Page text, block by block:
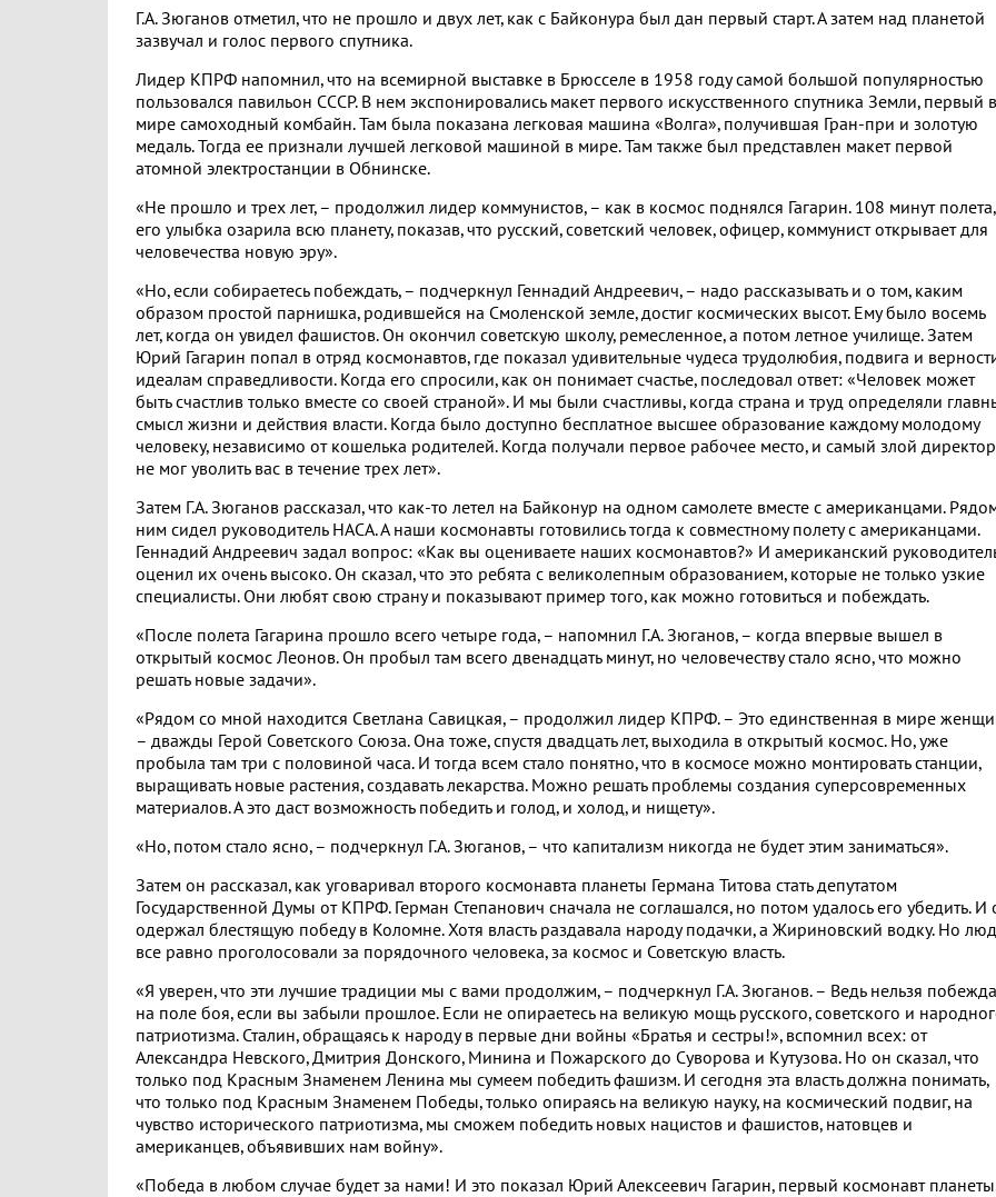
Г.А. Зюганов отметил, что не прошло и двух лет, как с Байконура был дан первый старт. А затем над планетой
зазвучал и голос первого спутника.
Лидер КПРФ напомнил, что на всемирной выставке в Брюсселе в 1958 году самой большой популярностью
пользовался павильон СССР. В нем экспонировались макет первого искусственного спутника Земли, первый в
мире самоходный комбайн. Там была показана легковая машина «Волга», получившая Гран-при и золотую
медаль. Тогда ее признали лучшей легковой машиной в мире. Там также был представлен макет первой
атомной электростанции в Обнинске.
«Не прошло и трех лет, – продолжил лидер коммунистов, – как в космос поднялся Гагарин. 108 минут
его улыбка озарила всю планету, показав, что русский, советский человек, офицер, коммунист открывает для
человечества новую эру».
«Но, если собираетесь побеждать, – подчеркнул Геннадий Андреевич, – надо рассказывать и о том, каким
образом простой парнишка, родившейся на Смоленской земле, достиг космических высот. Ему было восемь
лет, когда он увидел фашистов. Он окончил советскую школу, ремесленное, а потом летное училище. Затем
Юрий Гагарин попал в отряд космонавтов, где показал удивительные чудеса трудолюбия, подвига и
идеалам справедливости. Когда его спросили, как он понимает счастье, последовал ответ: «Человек может
быть счастлив только вместе со своей страной». И мы были счастливы, когда страна и труд определяли
смысл жизни и действия власти. Когда было доступно бесплатное высшее образование каждому молодому
человеку, независимо от кошелька родителей. Когда получали первое рабочее место, и самый злой директор
не мог уволить вас в течение трех лет».
Затем Г.А. Зюганов рассказал, что как-то летел на Байконур на одном самолете вместе с американцами.
ним сидел руководитель НАСА. А наши космонавты готовились тогда к совместному полету с американцами.
Геннадий Андреевич задал вопрос: «Как вы оцениваете наших космонавтов?» И американский
оценил их очень высоко. Он сказал, что это ребята с великолепным образованием, которые не только узкие
специалисты. Они любят свою страну и показывают пример того, как можно готовиться и побеждать.
«После полета Гагарина прошло всего четыре года, – напомнил Г.А. Зюганов, – когда впервые вышел в
открытый космос Леонов. Он пробыл там всего двенадцать минут, но человечеству стало ясно, что можно
решать новые задачи».
«Рядом со мной находится Светлана Савицкая, – продолжил лидер КПРФ. – Это единственная в мире
– дважды Герой Советского Союза. Она тоже, спустя двадцать лет, выходила в открытый космос. Но, уже
пробыла там три с половиной часа. И тогда всем стало понятно, что в космосе можно монтировать станции,
выращивать новые растения, создавать лекарства. Можно решать проблемы создания суперсовременных
материалов. А это даст возможность победить и голод, и холод, и нищету».
«Но, потом стало ясно, – подчеркнул Г.А. Зюганов, – что капитализм никогда не будет этим заниматься».
Затем он рассказал, как уговаривал второго космонавта планеты Германа Титова стать депутатом
Государственной Думы от КПРФ. Герман Степанович сначала не соглашался, но потом удалось его убедить. И
одержал блестящую победу в Коломне. Хотя власть раздавала народу подачки, а Жириновский водку. Но
все равно проголосовали за порядочного человека, за космос и Советскую власть.
«Я уверен, что эти лучшие традиции мы с вами продолжим, – подчеркнул Г.А. Зюганов. – Ведь нельзя
на поле боя, если вы забыли прошлое. Если не опираетесь на великую мощь русского, советского и
патриотизма. Сталин, обращаясь к народу в первые дни войны «Братья и сестры!», вспомнил всех: от
Александра Невского, Дмитрия Донского, Минина и Пожарского до Суворова и Кутузова. Но он сказал, что
только под Красным Знаменем Ленина мы сумеем победить фашизм. И сегодня эта власть должна понимать,
что только под Красным Знаменем Победы, только опираясь на великую науку, на космический подвиг, на
чувство исторического патриотизма, мы сможем победить новых нацистов и фашистов, натовцев и
американцев, объявивших нам войну».
«Победа в любом случае будет за нами! И это показал Юрий Алексеевич Гагарин, первый космонавт